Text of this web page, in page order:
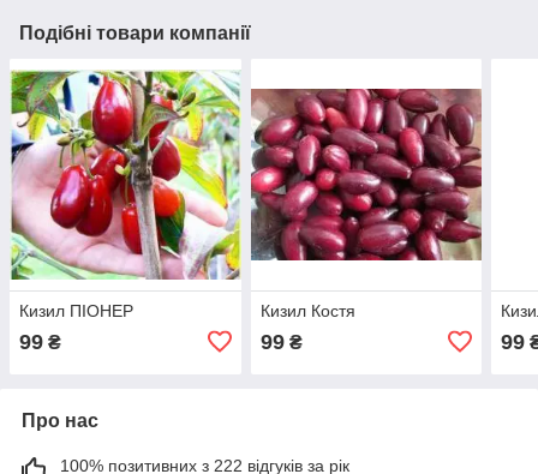
Подібні товари компанії
Кизил ПІОНЕР
99 ₴
Кизил Костя
99₴ 99
Про нас
100% позитивних з 222 відгуків за рік